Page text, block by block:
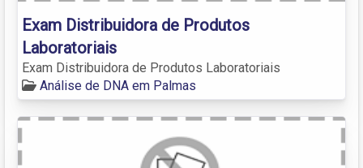
Exam Distribuidora de Produtos
Laboratoriais
Exam Distribuidora de Produtos Laboratoriais
Análise de DNA em Palmas